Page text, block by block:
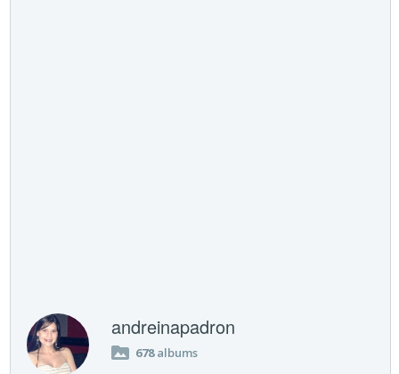
andreinapadron
678albums